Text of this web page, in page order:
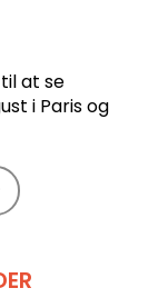
at se
i Paris og